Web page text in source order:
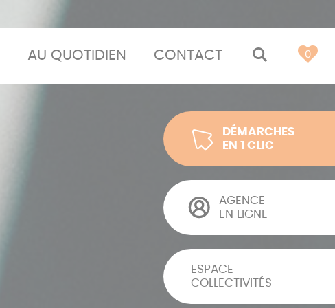
AU QUOTIDIEN CONTACT 0
DÉMARCHES
EN 1 CLIC
AGENCE
EN LIGNE
ESPACE
COLLECTIVITÉS